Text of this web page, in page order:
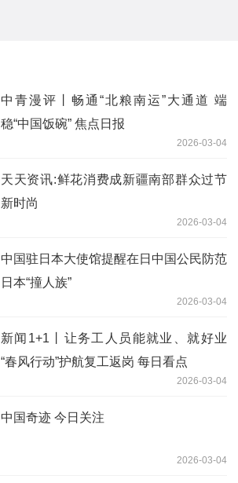
中青漫评丨畅通“北粮南运”大通道 端
稳“中国饭碗” 焦点日报
2026-03-04
天天资讯:鲜花消费成新疆南部群众过节
新时尚
2026-03-04
中国驻日本大使馆提醒在日中国公民防范
日本“撞人族”
2026-03-04
新闻1+1丨让务工人员能就业、就好业
“春风行动”护航复工返岗 每日看点
2026-03-04
中国奇迹 今日关注
2026-03-04